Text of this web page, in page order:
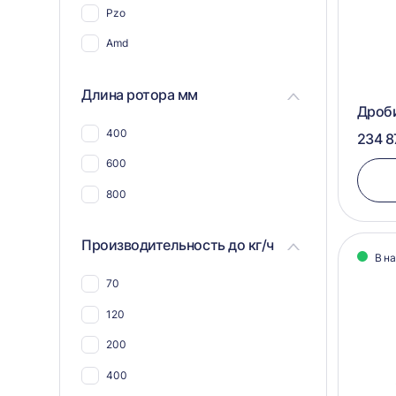
Для пвх отходов
Для угля
Для макулатуры
Для металлической стружки
Pzo
Amd
Длина ротора мм
400
600
800
Производительность до кг/ч
70
120
200
400
234
В